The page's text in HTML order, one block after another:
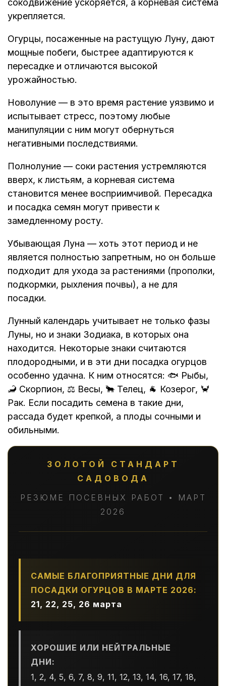
сокодвижение ускоряется, а корневая система
укрепляется.
Огурцы, посаженные на растущую Луну, дают
мощные побеги, быстрее адаптируются к
пересадке и отличаются высокой
урожайностью.
Новолуние — в это время растение уязвимо и
испытывает стресс, поэтому любые
манипуляции с ним могут обернуться
негативными последствиями.
Полнолуние — соки растения устремляются
вверх, к листьям, а корневая система
становится менее восприимчивой. Пересадка
и посадка семян могут привести к
замедленному росту.
Убывающая Луна — хоть этот период и не
является полностью запретным, но он больше
подходит для ухода за растениями (прополки,
подкормки, рыхления почвы), а не для
посадки.
Лунный календарь учитывает не только фазы
Луны, но и знаки Зодиака, в которых она
находится. Некоторые знаки считаются
плодородными, и в эти дни посадка огурцов
особенно удачна. К ним относятся: 🐟 Рыбы,
🦂 Скорпион, ⚖️ Весы, 🐂 Телец, 🐐 Козерог, 🦀
Рак. Если посадить семена в такие дни,
рассада будет крепкой, а плоды сочными и
обильными.
ЗОЛОТОЙ СТАНДАРТ
САДОВОДА
РЕЗЮМЕ ПОСЕВНЫХ РАБОТ • МАРТ
2026
САМЫЕ БЛАГОПРИЯТНЫЕ ДНИ ДЛЯ
ПОСАДКИ ОГУРЦОВ В МАРТЕ 2026:
21, 22, 25, 26 марта
ХОРОШИЕ ИЛИ НЕЙТРАЛЬНЫЕ
ДНИ:
1, 2, 4, 5, 6, 7, 8, 9, 11, 12, 13, 14, 16, 17, 18,